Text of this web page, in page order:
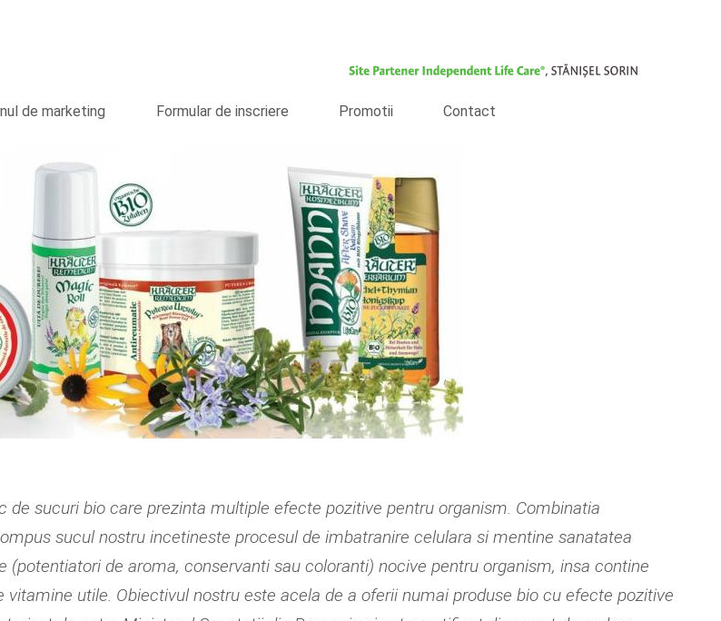
de marketing Formular de inscriere Promotii Contact
sucuri bio care prezinta multiple efecte pozitive pentru organism. Combinatia
sucul nostru incetineste procesul de imbatranire celulara si mentine sanatatea
de aroma, conservanti sau coloranti) nocive pentru organism, insa contine
utile. Obiectivul nostru este acela de a oferii numai produse bio cu efecte pozitive